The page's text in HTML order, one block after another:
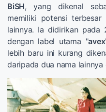
BiSH, yang dikenal
memiliki potensi
lainnya. Ia didirikan pada
dengan label utama "avex
lebih baru ini kurang
daripada dua nama lainnya